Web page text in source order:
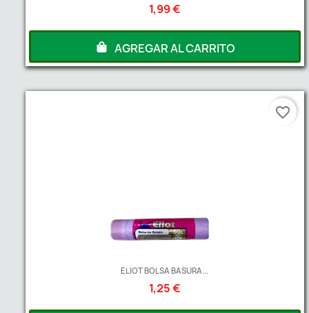
1,99 €
AGREGAR AL CARRITO
ELIOT BOLSA BASURA...
1,25 €
favorite_border